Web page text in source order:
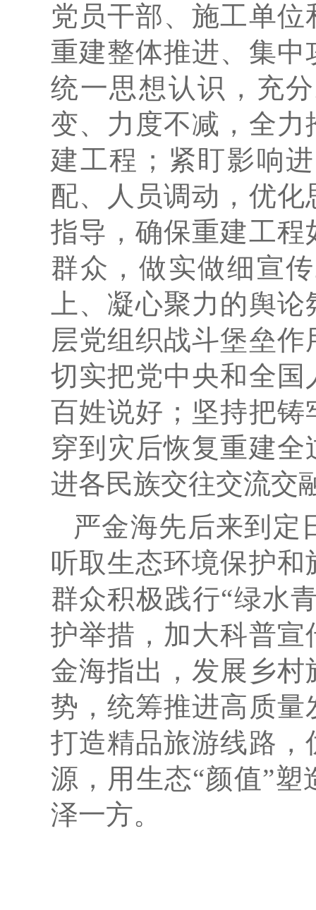
党员干部、施工单
重建整体推进、集
统一思想认识，充
变、力度不减，全
建工程；紧盯影响
配、人员调动，优
指导，确保重建工
群众，做实做细宣
上、凝心聚力的舆
层党组织战斗堡垒
切实把党中央和全
百姓说好；坚持把
穿到灾后恢复重建
进各民族交往交流交
严金海先后来到定
听取生态环境保护
群众积极践行“绿水
护举措，加大科普
金海指出，发展乡
势，统筹推进高质
打造精品旅游线路
源，用生态“颜值”
泽一方。